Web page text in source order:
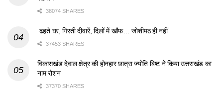
38074 SHARES
ढहते घर, गिरती दीवारें, दिलों में खौफ… जोशीमठ ही नहीं
37453 SHARES
विकासखंड देवाल क्षेत्र की होनहार छात्रा ज्योति बिष्ट ने किया उत्तराखंड का
नाम रोशन
37370 SHARES